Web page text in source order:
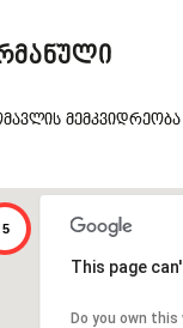
5
This page
Do you own